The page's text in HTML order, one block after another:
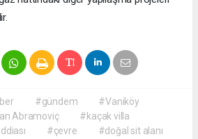
#gündem
#Vaniköy
Abramoviç
#kaçak villa
#çevre #doğal sit alanı